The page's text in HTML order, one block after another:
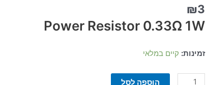
₪3
Power Resistor 0.33Ω 1W
זמינות: קיים במלאי
1W
הוספה לסל